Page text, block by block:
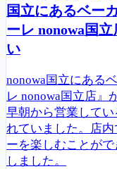
国立にあるベー
ーレ nonowa国
い
nonowa国立にある
レ nonowa国立店』
早朝から営業して
れていました。店
ーを楽しむことが
しました。